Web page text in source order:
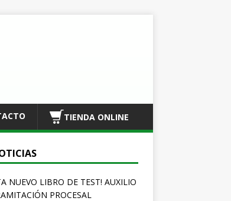
TIENDA ONLINE
NUEVO LIBRO DE TEST! AUXILIO
PROCESAL